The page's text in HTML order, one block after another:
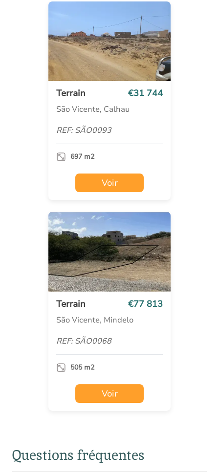
Terrain €31 744
São Vicente, Calhau
REF: SÃO0093
697 m2
Voir
Terrain €77 813
São Vicente, Mindelo
REF: SÃO0068
505 m2
Voir
Questions fréquentes